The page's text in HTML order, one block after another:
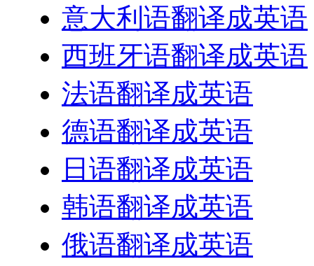
意大利语翻译成英语
西班牙语翻译成英语
法语翻译成英语
德语翻译成英语
日语翻译成英语
韩语翻译成英语
俄语翻译成英语